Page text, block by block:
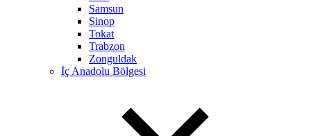
Samsun
Sinop
Tokat
Trabzon
Zonguldak
İç Anadolu Bölgesi